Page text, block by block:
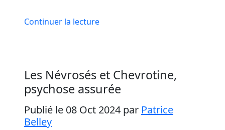
Continuer la lecture
Les Névrosés et Chevrotine,
psychose assurée
Publié le 08 Oct 2024 par Patrice
Belley